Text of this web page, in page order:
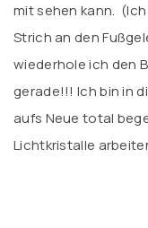
mit sehen kann.
Strich an den
wiederhole ich den
gerade!!! Ich bin in
aufs Neue total
Lichtkristalle